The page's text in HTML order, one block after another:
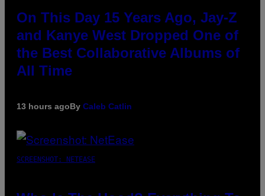
On This Day 15 Years Ago, Jay-Z
and Kanye West Dropped One of
the Best Collaborative Albums of
All Time
13 hours agoBy Caleb Catlin
SCREENSHOT: NETEASE